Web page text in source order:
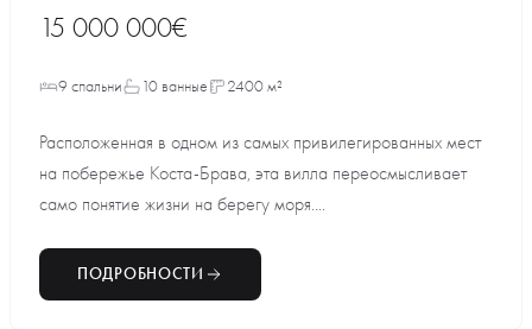
15 000 000€
9 спальни 10 ванные 2400 м²
Расположенная в одном из самых привилегированных мест
на побережье Коста-Брава, эта вилла переосмысливает
само понятие жизни на берегу моря....
ПОДРОБНОСТИ